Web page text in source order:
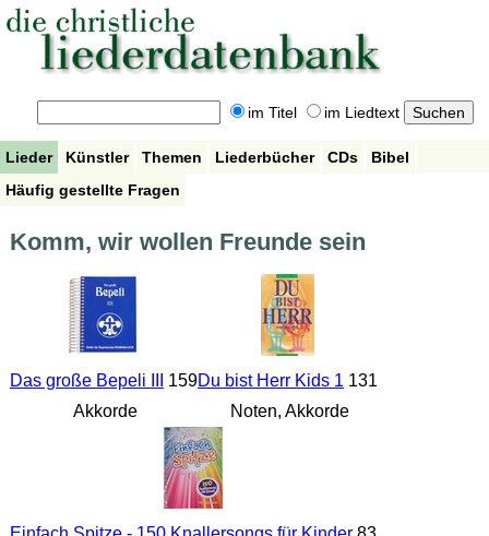
im Titel im Liedtext
Lieder Künstler Themen Liederbücher CDs
Bibel
Häufig gestellte Fragen
Komm, wir wollen Freunde sein
Das große Bepeli III
159
Akkorde
Du bist Herr Kids 1 131
Noten, Akkorde